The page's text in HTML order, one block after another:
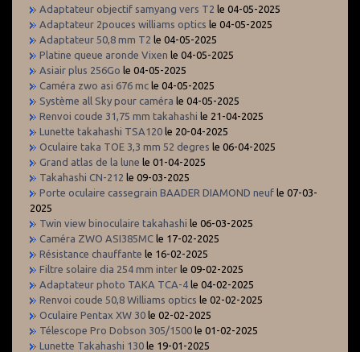
Adaptateur objectif samyang vers T2 le 04-05-2025
Adaptateur 2pouces williams optics le 04-05-2025
Adaptateur 50,8 mm T2 le 04-05-2025
Platine queue aronde Vixen le 04-05-2025
Asiair plus 256Go le 04-05-2025
Caméra zwo asi 676 mc le 04-05-2025
Système all Sky pour caméra le 04-05-2025
Renvoi coude 31,75 mm takahashi le 21-04-2025
Lunette takahashi TSA120 le 20-04-2025
Oculaire taka TOE 3,3 mm 52 degres le 06-04-2025
Grand atlas de la lune le 01-04-2025
Takahashi CN-212 le 09-03-2025
Porte oculaire cassegrain BAADER DIAMOND neuf le 07-03-
2025
Twin view binoculaire takahashi le 06-03-2025
Caméra ZWO ASI385MC le 17-02-2025
Résistance chauffante le 16-02-2025
Filtre solaire dia 254 mm inter le 09-02-2025
Adaptateur photo TAKA TCA-4 le 04-02-2025
Renvoi coude 50,8 Williams optics le 02-02-2025
Oculaire Pentax XW 30 le 02-02-2025
Télescope Pro Dobson 305/1500 le 01-02-2025
Lunette Takahashi 130 le 19-01-2025